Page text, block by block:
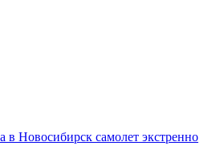
в Новосибирск самолет экстренно